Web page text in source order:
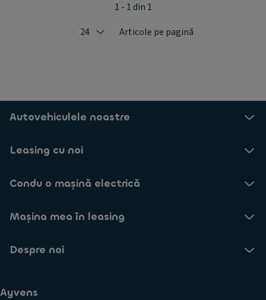
Selected: 24
24 Articole pe pagină
1 - 1 din 1
Autovehiculele noastre
Leasing cu noi
Condu o mașină electrică
Mașina mea în leasing
Despre noi
Ayvens